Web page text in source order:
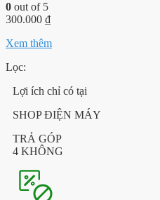
0 out of 5
300.000 ₫
Xem thêm
Lọc:
Lợi ích chỉ có tại
SHOP ĐIỆN MÁY
TRẢ GÓP
4 KHÔNG